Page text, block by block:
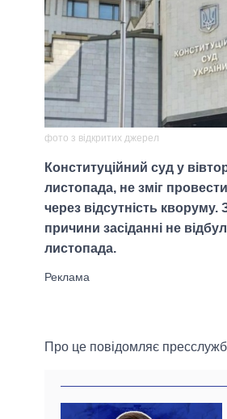
фото з відкритих джерел
Конституційний суд у
листопада, не зміг
через відсутність кворуму.
причини засіданні не
листопада.
Про це повідомляє